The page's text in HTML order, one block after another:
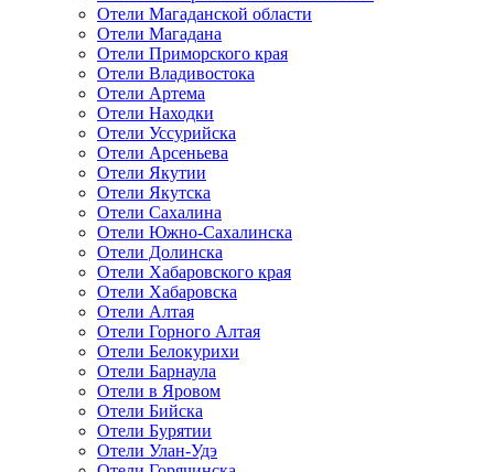
Отели Магаданской области
Отели Магадана
Отели Приморского края
Отели Владивостока
Отели Артема
Отели Находки
Отели Уссурийска
Отели Арсеньева
Отели Якутии
Отели Якутска
Отели Сахалина
Отели Южно-Сахалинска
Отели Долинска
Отели Хабаровского края
Отели Хабаровска
Отели Алтая
Отели Горного Алтая
Отели Белокурихи
Отели Барнаула
Отели в Яровом
Отели Бийска
Отели Бурятии
Отели Улан-Удэ